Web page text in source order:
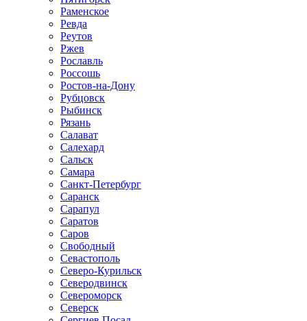
Раменское
Ревда
Реутов
Ржев
Рославль
Россошь
Ростов-на-Дону
Рубцовск
Рыбинск
Рязань
Салават
Салехард
Сальск
Самара
Санкт-Петербург
Саранск
Сарапул
Саратов
Саров
Свободный
Севастополь
Северо-Курильск
Северодвинск
Североморск
Северск